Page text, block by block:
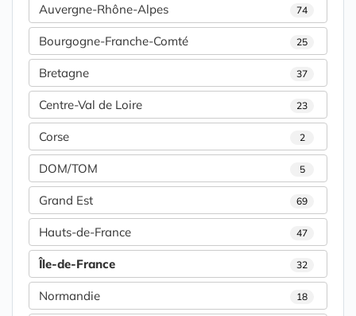
Auvergne-Rhône-Alpes 74
Bourgogne-Franche-Comté 25
Bretagne 37
Centre-Val de Loire 23
Corse 2
DOM/TOM 5
Grand Est 69
Hauts-de-France 47
Île-de-France 32
Normandie 18